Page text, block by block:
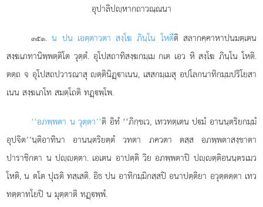
อุปาลิปฺหากถาวณฺณนา
๓๕๑.น ปน เอตฺตาวตา สงฺโฆ ภินฺโน โหตีติ สลากคฺคาหาปนมตฺเตน
สงฺฆเภทานิพฺพตฺติโต วุตฺตํ. อุโปสถาทิสงฺฆกมฺเม กเต เอว หิ สงฺโฆ ภินฺโน โหติ.
ตตฺถ จ อุโปสถปวารณาสุ ตฺตินิฏฺาเนน, เสสกมฺเมสุ อปโลกนาทิกมฺมปริโยสา
เนน สงฺฆเภโท สมตฺโถติ ทฏฺพฺโพ.
‘‘อภพฺพตา น วุตฺตา’’ติ อิทํ ‘‘ภิกฺขเว, เทวทตฺเตน ปมํ อานนฺตริยกมฺมํ
อุปจิต’’นฺติอาทินา อานนฺตริยตฺตํ วทตา ภควตา ตสฺส อภพฺพตาสงฺขาตา
ปาราชิกตา น ปฺตฺตา. เอเตน อาปตฺติ วิย อภพฺพตาปิ ปฺตฺติอนนฺตรเมว
โหติ, น ตโต ปุเรติ ทสฺเสติ. อิธ ปน อาทิกมฺมิกสฺสปิ อนาปตฺติยา อวุตฺตตฺตา เทว
ทตฺตาทโยปิ น มุตฺตาติ ทฏฺพฺพํ.